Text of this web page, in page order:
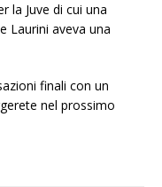
la Juve di cui una
Laurini aveva una
finali con un
nel prossimo